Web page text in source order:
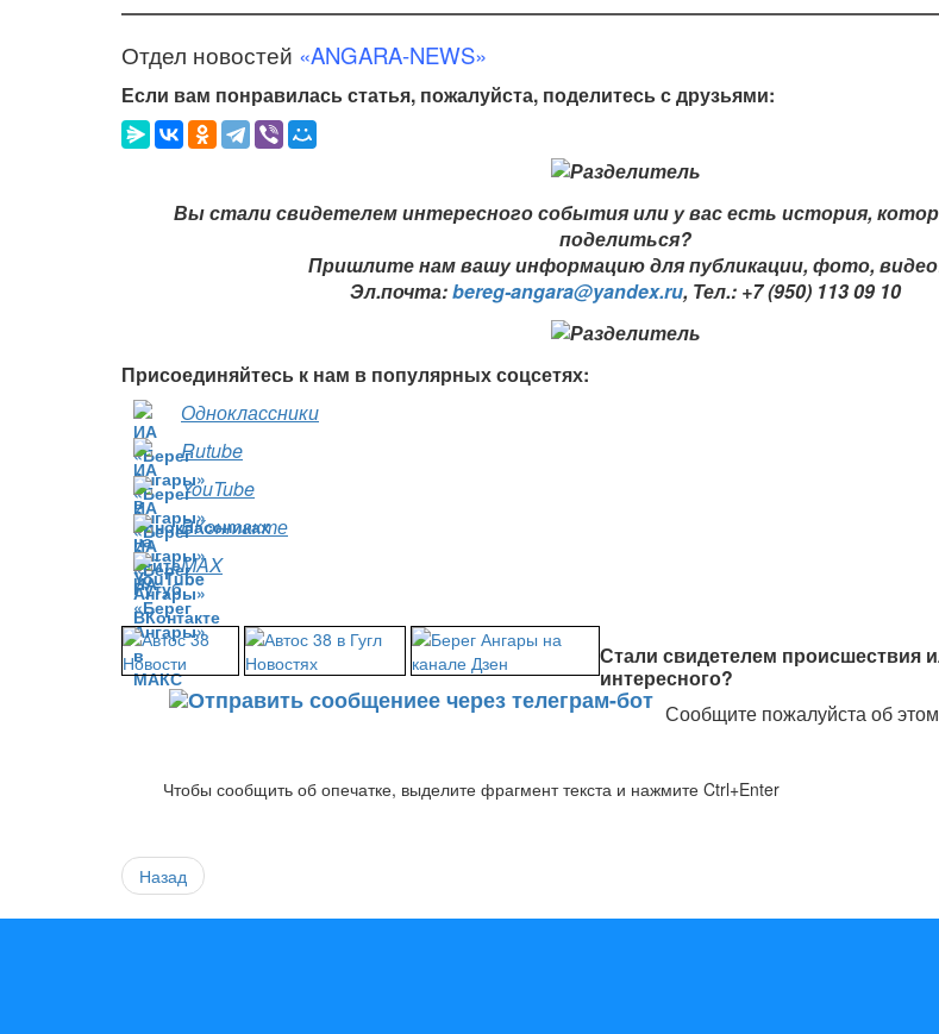
Отдел новостей «ANGARA-NEWS»
Если вам понравилась статья, пожалуйста, поделитесь с друзьями:
Вы стали свидетелем интересного события или у вас есть история,
поделиться?
Пришлите нам вашу информацию для публикации, фото,
Эл.почта:bereg-angara@yandex.ru, Тел.: +7 (950) 113 09 10
Присоединяйтесь к нам в популярных соцсетях:
Одноклассники
Rutube
YouTube
ВКонтакте
MAX
Стали свидетелем происшествия
интересного?
Сообщите пожалуйста об
Чтобы сообщить об опечатке, выделите фрагмент текста и нажмите Ctrl+Enter
Назад